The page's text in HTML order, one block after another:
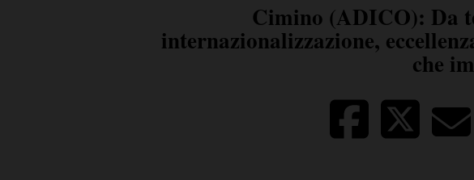
Cimino (ADICO): Da
internazionalizzazione,
che